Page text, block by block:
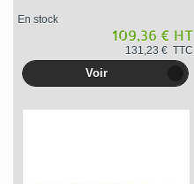
En stock
109,36 € HT
131,23 € TTC
Voir